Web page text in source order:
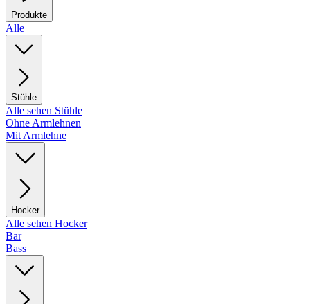
Produkte
Alle
Stühle
Alle sehen Stühle
Ohne Armlehnen
Mit Armlehne
Hocker
Alle sehen Hocker
Bar
Bass